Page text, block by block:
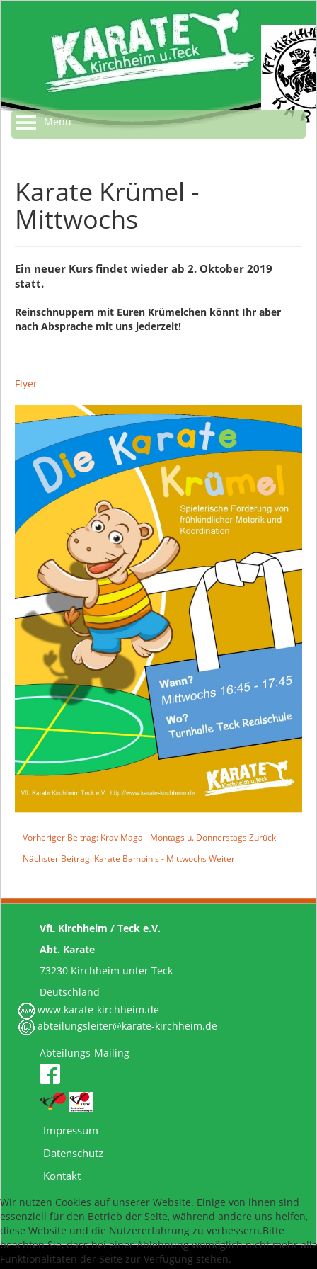
Menü
Karate Krümel -
Mittwochs
Ein neuer Kurs findet wieder ab 2. Oktober 2019
statt.
Reinschnuppern mit Euren Krümelchen könnt Ihr aber
nach Absprache mit uns jederzeit!
Flyer
Vorheriger Beitrag: Krav Maga - Montags u. Donnerstags Zurück
Nächster Beitrag: Karate Bambinis - Mittwochs Weiter
VfL Kirchheim / Teck e.V.
Abt. Karate
73230 Kirchheim unter Teck
Deutschland
www.karate-kirchheim.de
abteilungsleiter@karate-kirchheim.de
Abteilungs-Mailing
Impressum
Datenschutz
Kontakt
Wir nutzen Cookies auf unserer Website. Einige von ihnen sind
essenziell für den Betrieb der Seite, während andere uns helfen,
diese Website und die Nutzererfahrung zu verbessern.Bitte
beachten Sie, dass bei einer Ablehnung womöglich nicht mehr alle
Funktionalitäten der Seite zur Verfügung stehen.